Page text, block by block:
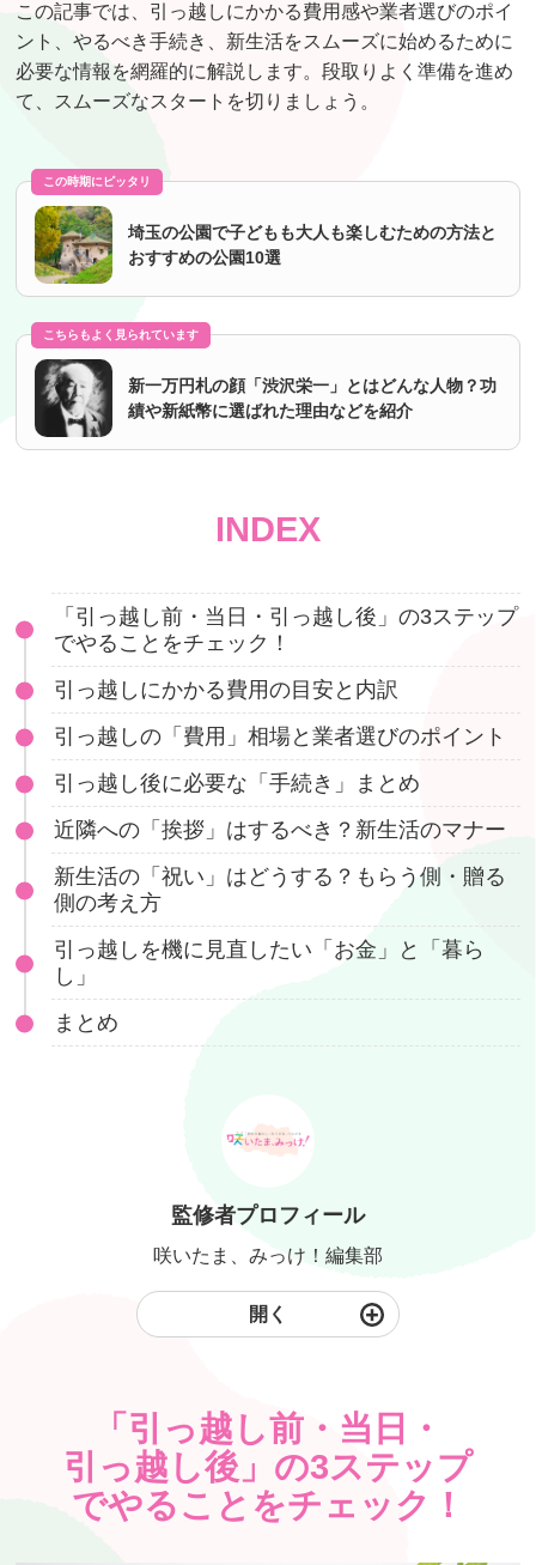
この記事では、引っ越しにかかる費用感や業者選びのポイ
ント、やるべき手続き、新生活をスムーズに始めるために
必要な情報を網羅的に解説します。段取りよく準備を進め
て、スムーズなスタートを切りましょう。
この時期にピッタリ
埼玉の公園で子どもも大人も楽しむための方法と
おすすめの公園10選
こちらもよく見られています
新一万円札の顔「渋沢栄一」とはどんな人物？功
績や新紙幣に選ばれた理由などを紹介
INDEX
「引っ越し前・当日・引っ越し後」の3ステップ
でやることをチェック！
引っ越しにかかる費用の目安と内訳
引っ越しの「費用」相場と業者選びのポイント
引っ越し後に必要な「手続き」まとめ
近隣への「挨拶」はするべき？新生活のマナー
新生活の「祝い」はどうする？もらう側・贈る
側の考え方
引っ越しを機に見直したい「お金」と「暮ら
し」
まとめ
監修者プロフィール
咲いたま、みっけ！編集部
開く
「引っ越し前・当日・
引っ越し後」の3ステップ
でやることをチェック！